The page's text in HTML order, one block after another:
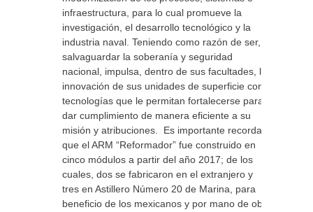
infraestructura, para lo cual promueve la
investigación, el desarrollo tecnológico y la
industria naval. Teniendo como razón de ser, el
salvaguardar la soberanía y seguridad
nacional, impulsa, dentro de sus facultades, la
innovación de sus unidades de superficie con
tecnologías que le permitan fortalecerse para
dar cumplimiento de manera eficiente a su
misión y atribuciones. Es importante recordar
que el ARM “Reformador” fue construido en
cinco módulos a partir del año 2017; de los
cuales, dos se fabricaron en el extranjero y
tres en Astillero Número 20 de Marina, para
beneficio de los mexicanos y por mano de obra